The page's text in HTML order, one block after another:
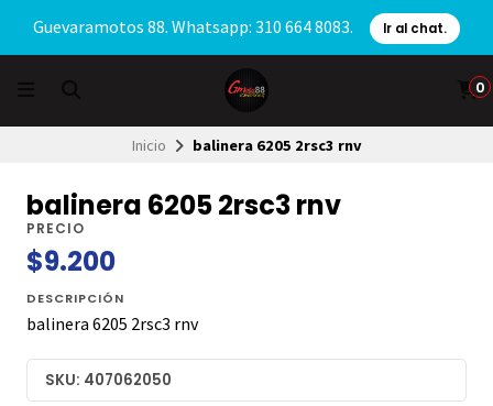
Guevaramotos 88. Whatsapp: 310 664 8083. Ir al chat.
0
Inicio balinera 6205 2rsc3 rnv
balinera 6205 2rsc3 rnv
PRECIO
$9.200
DESCRIPCIÓN
balinera 6205 2rsc3 rnv
SKU: 407062050